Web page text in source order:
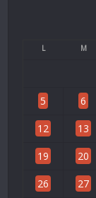
L M
5 6
12 13
19 20
26 27